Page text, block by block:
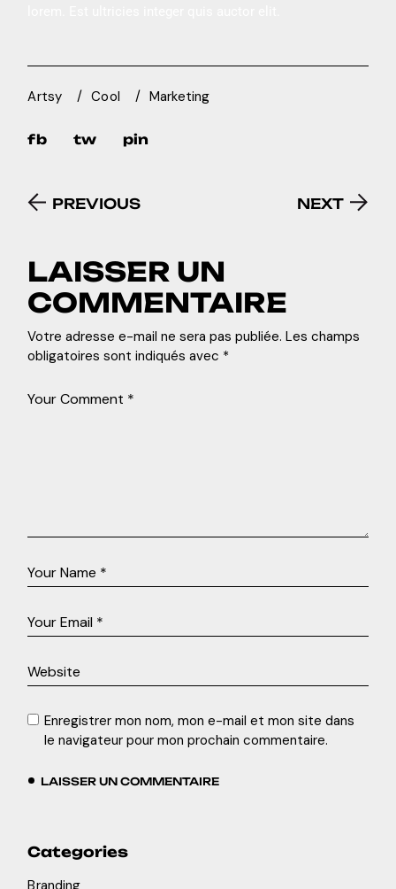
Artsy Cool Marketing
fb tw pin
PREVIOUS NEXT
LAISSER UN
COMMENTAIRE
Votre adresse e-mail ne sera pas publiée. Les champs
obligatoires sont indiqués avec *
Enregistrer mon nom, mon e-mail et mon site dans
le navigateur pour mon prochain commentaire.
LAISSER UN COMMENTAIRE
Categories